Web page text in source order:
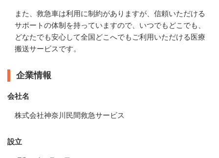
また、救急車は利用に制約がありますが、信頼いただける
サポートの体制を持っていますので、いつでもどこでも、
どなたでも安心して全国どこへでもご利用いただける医療
搬送サービスです。
企業情報
会社名
株式会社神奈川民間救急サービス
設立